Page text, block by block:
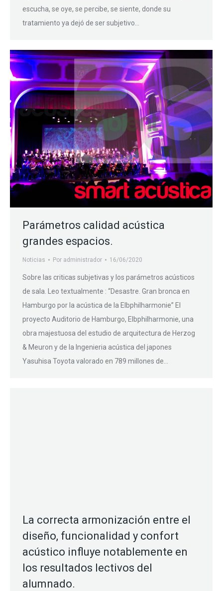
escucha, se oye, se percibe, se siente, donde su
tratamiento ya dejó de ser subjetivo…
Parámetros calidad acústica
grandes espacios.
Noticias Por administrador 16/06/2020
Sobre las criticas subjetivas y los parámetros acústicos
de sala. Leo textualmente : “Desastre. Gran bronca en
Hamburgo por la acústica de la Elbphilharmonie” El
proyecto Auditorio de Hamburgo, Elbphilharmonie, una
obra majestuosa del estudio de arquitectura de Herzog
& Meuron y de la Ingenieria acústica del japones
Yasuhisa Toyota valorado en 789 millones de…
La correcta armonización entre el
diseño, funcionalidad y confort
acústico influye notablemente en
los resultados lectivos del
alumnado.